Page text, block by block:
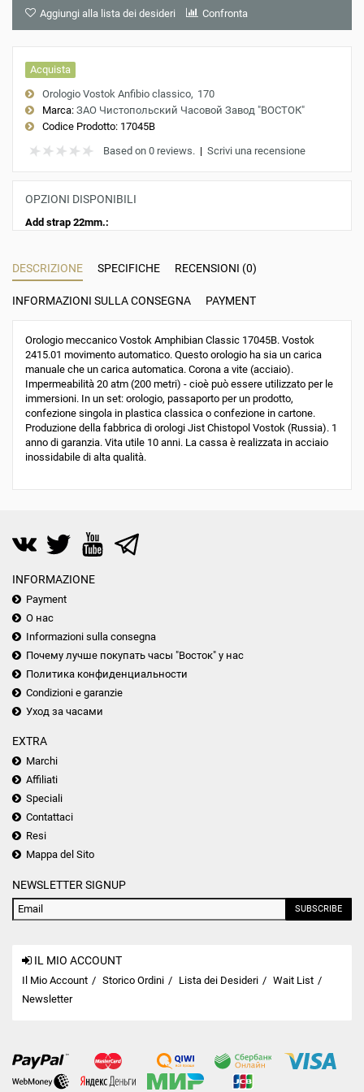
Aggiungi alla lista dei desideri Confronta
Acquista
Orologio Vostok Anfibio classico 170
Marca: ЗАО Чистопольский Часовой Завод "ВОСТОК"
Codice Prodotto: 17045B
Based on 0 reviews. | Scrivi una recensione
OPZIONI DISPONIBILI
Add strap 22mm.:
DESCRIZIONE SPECIFICHE RECENSIONI (0)
INFORMAZIONI SULLA CONSEGNA PAYMENT
Orologio meccanico Vostok Amphibian Classic 17045B. Vostok
2415.01 movimento automatico. Questo orologio ha sia un carica
manuale che un carica automatica. Corona a vite (acciaio).
Impermeabilità 20 atm (200 metri) - cioè può essere utilizzato per le
immersioni. In un set: orologio, passaporto per un prodotto,
confezione singola in plastica classica o confezione in cartone.
Produzione della fabbrica di orologi Jist Chistopol Vostok (Russia). 1
anno di garanzia. Vita utile 10 anni. La cassa è realizzata in acciaio
inossidabile di alta qualità.
INFORMAZIONE
Payment
О нас
Informazioni sulla consegna
Почему лучше покупать часы "Восток" у нас
Политика конфиденциальности
Condizioni e garanzie
Уход за часами
EXTRA
Marchi
Affiliati
Speciali
Contattaci
Resi
Mappa del Sito
NEWSLETTER SIGNUP
SUBSCRIBE
IL MIO ACCOUNT
Il Mio Account Storico Ordini Lista dei Desideri
Wait List
Newsletter